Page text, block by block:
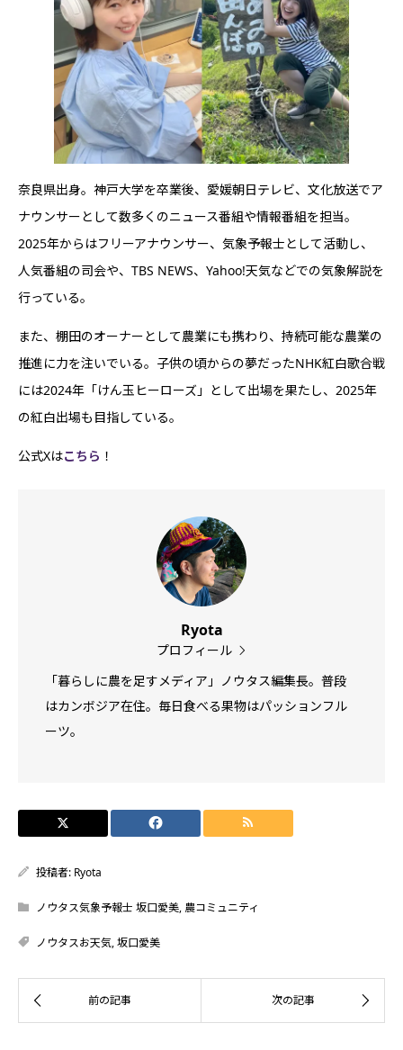
奈良県出身。神戸大学を卒業後、愛媛朝日テレビ、文化放送でア
ナウンサーとして数多くのニュース番組や情報番組を担当。
2025年からはフリーアナウンサー、気象予報士として活動し、
人気番組の司会や、TBS NEWS、Yahoo!天気などでの気象解説を
行っている。
また、棚田のオーナーとして農業にも携わり、持続可能な農業の
推進に力を注いでいる。子供の頃からの夢だったNHK紅白歌合戦
には2024年「けん玉ヒーローズ」として出場を果たし、2025年
の紅白出場も目指している。
公式Xはこちら ！
Ryota
プロフィール
「暮らしに農を足すメディア」ノウタス編集長。普段
はカンボジア在住。毎日食べる果物はパッションフル
ーツ。
投稿者: Ryota
ノウタス気象予報士 坂口愛美, 農コミュニティ
ノウタスお天気,坂口愛美